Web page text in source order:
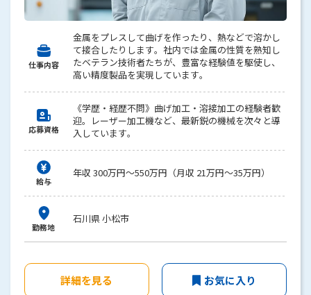
仕事内容
金属をプレスして曲げを作ったり、熱などで溶かし
て接合したりします。社内では金属の性質を熟知し
たベテラン技術者たちが、豊富な経験値を駆使し、
高い精度製品を実現しています。
応募資格
《学歴・経歴不問》曲げ加工・溶接加工の経験者歓
迎。レーザー加工機など、最新鋭の機械を次々と導
入しています。
給与
年収 300万円～550万円（月収 21万円～35万円）
勤務地
石川県 小松市
詳細を見る お気に入り